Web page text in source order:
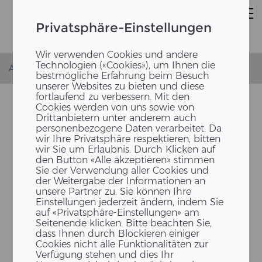
Privatsphäre-Einstellungen
Wir verwenden Cookies und andere
Technologien («Cookies»), um Ihnen die
bestmögliche Erfahrung beim Besuch
unserer Websites zu bieten und diese
fortlaufend zu verbessern. Mit den
Cookies werden von uns sowie von
Drittanbietern unter anderem auch
personenbezogene Daten verarbeitet. Da
wir Ihre Privatsphäre respektieren, bitten
wir Sie um Erlaubnis. Durch Klicken auf
den Button «Alle akzeptieren» stimmen
Sie der Verwendung aller Cookies und
der Weitergabe der Informationen an
unsere Partner zu. Sie können Ihre
Einstellungen jederzeit ändern, indem Sie
auf «Privatsphäre-Einstellungen» am
Seitenende klicken. Bitte beachten Sie,
dass Ihnen durch Blockieren einiger
Cookies nicht alle Funktionalitäten zur
Verfügung stehen und dies Ihr
Accueil Actualités Lernendenabschluss 2025
23 ER­FOLGS­GE­SCHICH­TEN -
LEHR­AB­SCHLUSS­PRÜ­FUN­
GEN DER ERNE LER­NEN­DEN